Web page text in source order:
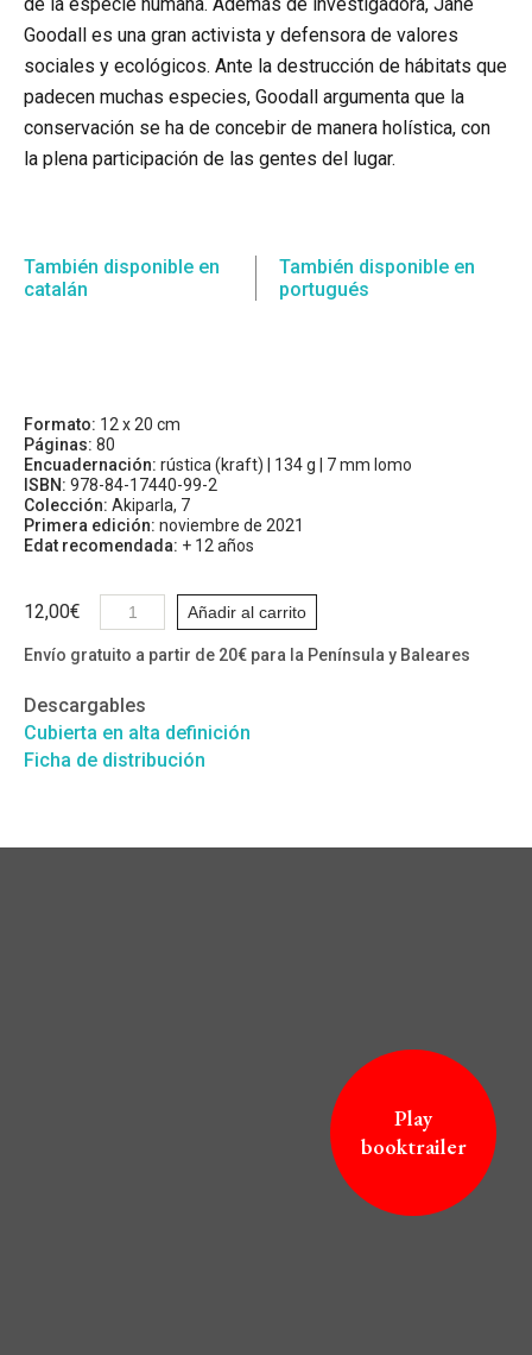
(X)
Goodall es una gran activista y defensora de valores
sociales y ecológicos. Ante la destrucción de hábitats que
padecen muchas especies, Goodall argumenta que la
conservación se ha de concebir de manera holística, con
la plena participación de las gentes del lugar.
También disponible en
catalán
También disponible en
portugués
Formato: 12 x 20 cm
Páginas: 80
Encuadernación: rústica (kraft) | 134 g | 7 mm lomo
ISBN: 978-84-17440-99-2
Colección: Akiparla, 7
Primera edición: noviembre de 2021
Edat recomendada: + 12 años
12,00€ Añadir al carrito
Envío gratuito a partir de 20€ para la Península y Baleares
Descargables
Cubierta en alta definición
Ficha de distribución
Play
booktrailer